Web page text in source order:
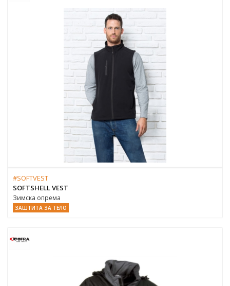
#SOFTVEST
SOFTSHELL VEST
Зимска опрема
ЗАШТИТА ЗА ТЕЛО